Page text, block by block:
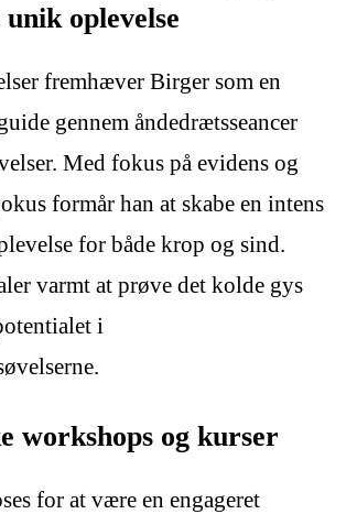
oplevelse
fremhæver Birger som en
gennem åndedrætsseancer
Med fokus på evidens og
formår han at skabe en intens
for både krop og sind.
varmt at prøve det kolde gys
i
workshops og kurser
for at være en engageret